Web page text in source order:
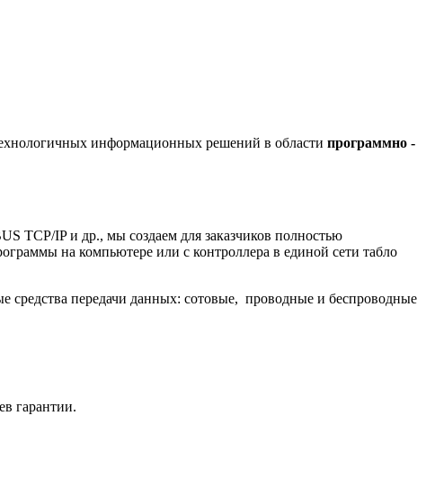
информационных решений в области программно -
TCP/IP и др., мы создаем для заказчиков полностью
на компьютере или с контроллера в единой сети табло
средства передачи данных: сотовые, проводные и беспроводные
гарантии.